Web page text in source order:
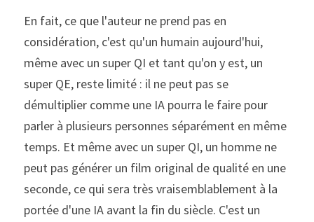
En fait, ce que l'auteur ne prend pas en
considération, c'est qu'un humain aujourd'hui,
même avec un super QI et tant qu'on y est, un
super QE, reste limité : il ne peut pas se
démultiplier comme une IA pourra le faire pour
parler à plusieurs personnes séparément en même
temps. Et même avec un super QI, un homme ne
peut pas générer un film original de qualité en une
seconde, ce qui sera très vraisemblablement à la
portée d'une IA avant la fin du siècle. C'est un